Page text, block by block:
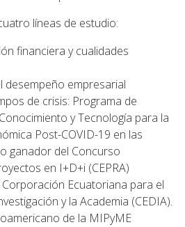
líneas de estudio:
financiera y cualidades
desempeño empresarial
de crisis: Programa de
y Tecnología para la
Post-COVID-19 en las
ganador del Concurso
en I+D+i (CEPRA)
Ecuatoriana para el
y la Academia (CEDIA).
de la MIPyME